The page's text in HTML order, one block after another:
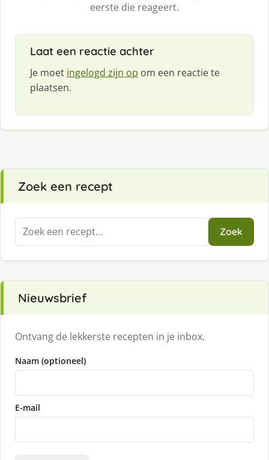
eerste die reageert.
Laat een reactie achter
Je moet ingelogd zijn op om een reactie te
plaatsen.
Zoek een recept
Zoeken
naar:
Zoek
Nieuwsbrief
Ontvang de lekkerste recepten in je inbox.
Naam (optioneel)
E-mail